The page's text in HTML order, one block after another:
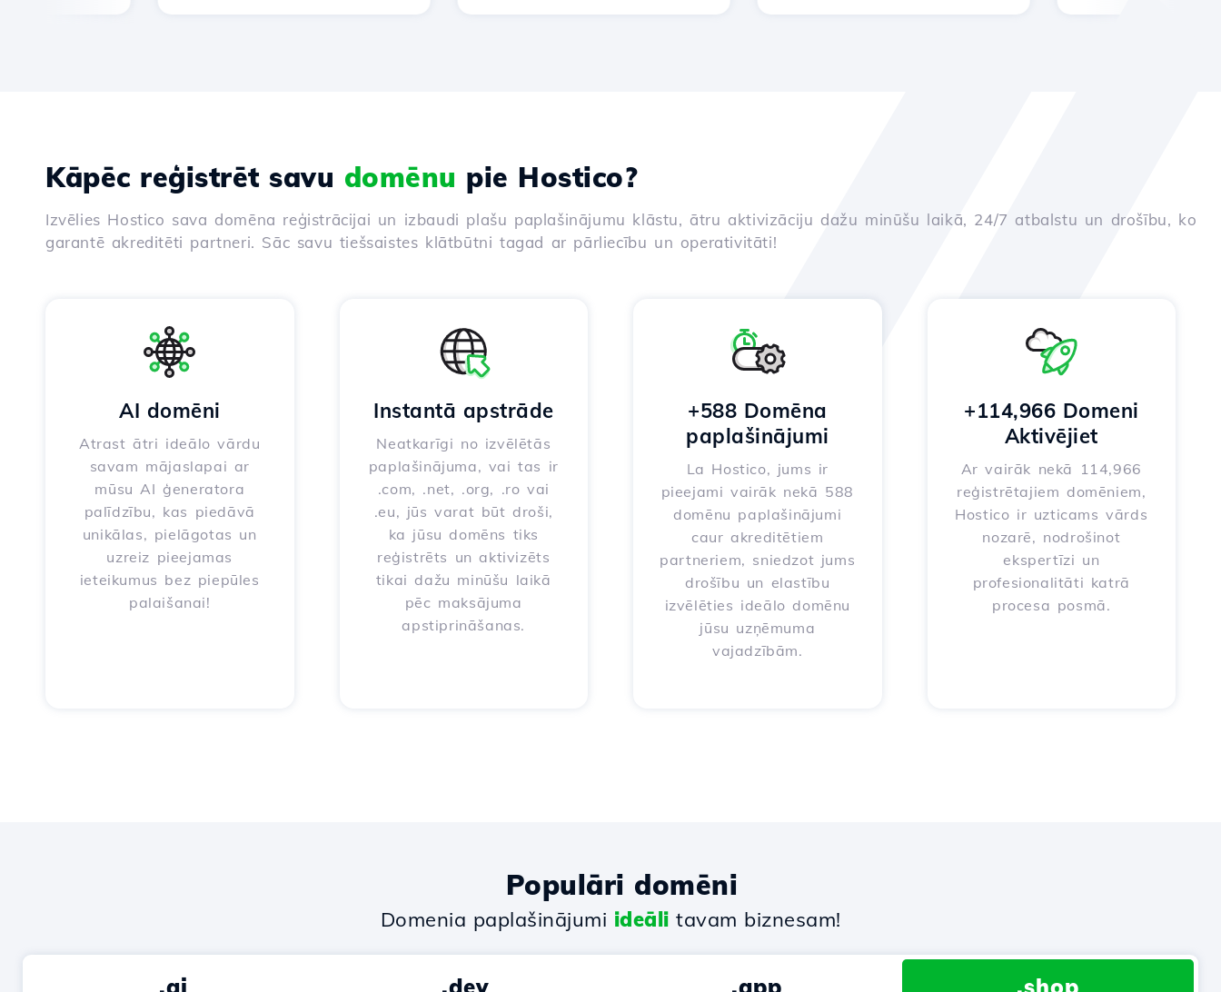
Kāpēc reģistrēt savu domēnu pie Hostico?
Izvēlies Hostico sava domēna reģistrācijai un izbaudi plašu paplašinājumu klāstu, ātru aktivizāciju dažu minūšu laikā, 24/7 atbalstu un drošību, ko
garantē akreditēti partneri. Sāc savu tiešsaistes klātbūtni tagad ar pārliecību un operativitāti!
AI domēni
Atrast ātri ideālo vārdu
savam mājaslapai ar
mūsu AI ģeneratora
palīdzību, kas piedāvā
unikālas, pielāgotas un
uzreiz pieejamas
ieteikumus bez piepūles
palaišanai!
Instantā apstrāde
Neatkarīgi no izvēlētās
paplašinājuma, vai tas ir
.com, .net, .org, .ro vai
.eu, jūs varat būt droši,
ka jūsu domēns tiks
reģistrēts un aktivizēts
tikai dažu minūšu laikā
pēc maksājuma
apstiprināšanas.
+588 Domēna
paplašinājumi
La Hostico, jums ir
pieejami vairāk nekā 588
domēnu paplašinājumi
caur akreditētiem
partneriem, sniedzot jums
drošību un elastību
izvēlēties ideālo domēnu
jūsu uzņēmuma
vajadzībām.
+114,966 Domeni
Aktivējiet
Ar vairāk nekā 114,966
reģistrētajiem domēniem,
Hostico ir uzticams vārds
nozarē, nodrošinot
ekspertīzi un
profesionalitāti katrā
procesa posmā.
Populāri domēni
Domenia paplašinājumi ideāli tavam biznesam!
.ai .dev .app .shop